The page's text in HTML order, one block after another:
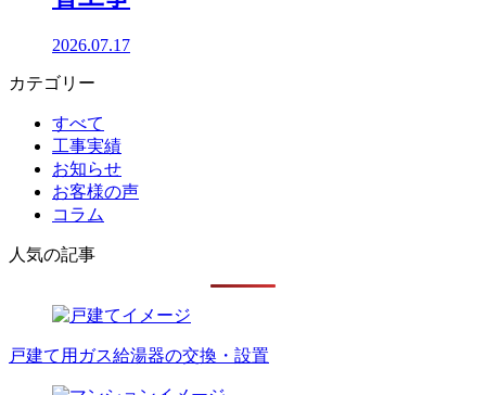
2026.07.17
カテゴリー
すべて
工事実績
お知らせ
お客様の声
コラム
人気の記事
戸建て用ガス給湯器の交換・設置